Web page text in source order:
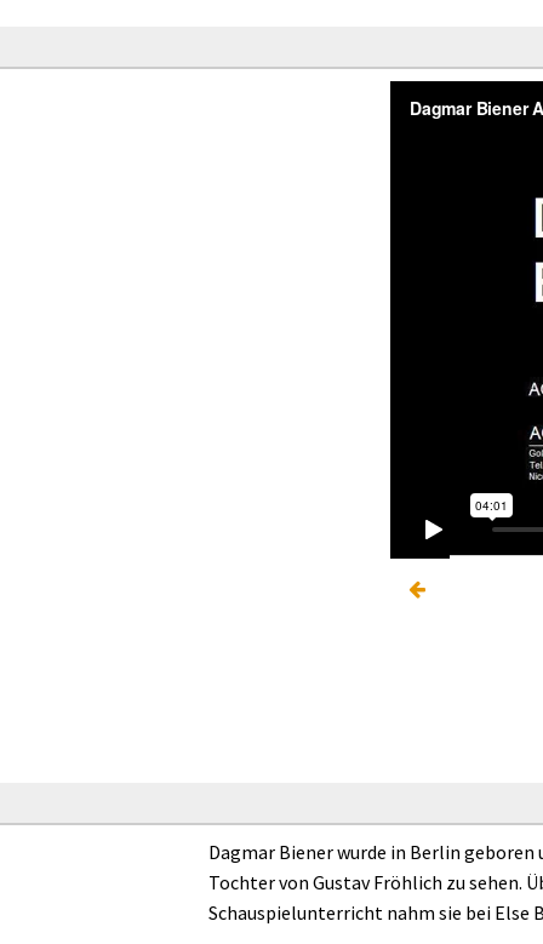
Dagmar Biener wurde in Berlin
Tochter von Gustav Fröhlich zu
Schauspielunterricht nahm sie bei Else